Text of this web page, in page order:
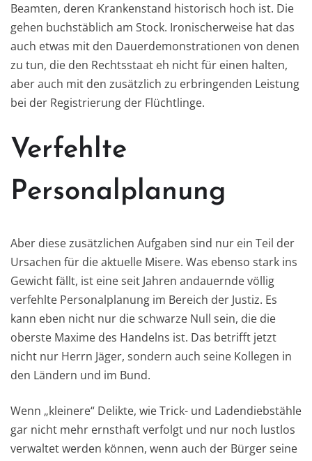
Beamten, deren Krankenstand historisch hoch ist. Die
gehen buchstäblich am Stock. Ironischerweise hat das
auch etwas mit den Dauerdemonstrationen von denen
zu tun, die den Rechtsstaat eh nicht für einen halten,
aber auch mit den zusätzlich zu erbringenden Leistung
bei der Registrierung der Flüchtlinge.
Verfehlte
Personalplanung
Aber diese zusätzlichen Aufgaben sind nur ein Teil der
Ursachen für die aktuelle Misere. Was ebenso stark ins
Gewicht fällt, ist eine seit Jahren andauernde völlig
verfehlte Personalplanung im Bereich der Justiz. Es
kann eben nicht nur die schwarze Null sein, die die
oberste Maxime des Handelns ist. Das betrifft jetzt
nicht nur Herrn Jäger, sondern auch seine Kollegen in
den Ländern und im Bund.
Wenn „kleinere“ Delikte, wie Trick- und Ladendiebstähle
gar nicht mehr ernsthaft verfolgt und nur noch lustlos
verwaltet werden können, wenn auch der Bürger seine